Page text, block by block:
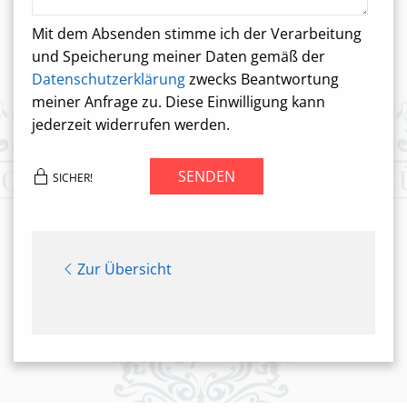
Mit dem Absenden stimme ich der Verarbeitung
und Speicherung meiner Daten gemäß der
Datenschutzerklärungzwecks Beantwortung
meiner Anfrage zu. Diese Einwilligung kann
jederzeit widerrufen werden.
SICHER! SENDEN
Zur Übersicht